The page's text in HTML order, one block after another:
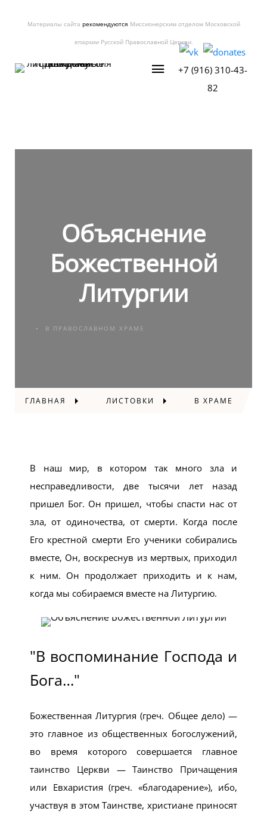
Материалы сайта рекомендуются Миссионерским отделом Московской
епархии Русской Православной Церкви.
+7 (916) 310-43-
82
Объяснение
Божественной
Литургии
В ПРАВОСЛАВНОМ ХРАМЕ
ГЛАВНАЯ ЛИСТОВКИ В ХРАМЕ
В наш мир, в котором так много зла и
несправедливости, две тысячи лет назад
пришел Бог. Он пришел, чтобы спасти нас от
зла, от одиночества, от смерти. Когда после
Его крестной смерти Его ученики собирались
вместе, Он, воскреснув из мертвых, приходил
к ним. Он продолжает приходить и к нам,
когда мы собираемся вместе на Литургию.
"В воспоминание Господа и
Бога…"
Божественная Литургия (греч. Общее дело) —
это главное из общественных богослужений,
во время которого совершается главное
таинство Церкви — Таинство Причащения
или Евхаристия (греч. «благодарение»), ибо,
участвуя в этом Таинстве, христиане приносят